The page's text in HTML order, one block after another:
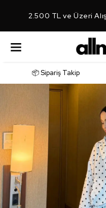
2.500 TL ve Üzeri
📦 Sipariş Takip